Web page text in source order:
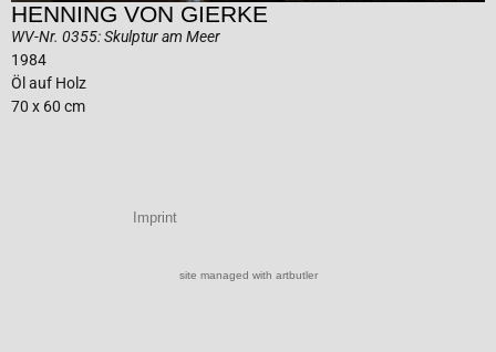
HENNING VON GIERKE
WV-Nr. 0355: Skulptur am Meer
1984
Öl auf Holz
70 x 60 cm
Imprint
site managed with artbutler